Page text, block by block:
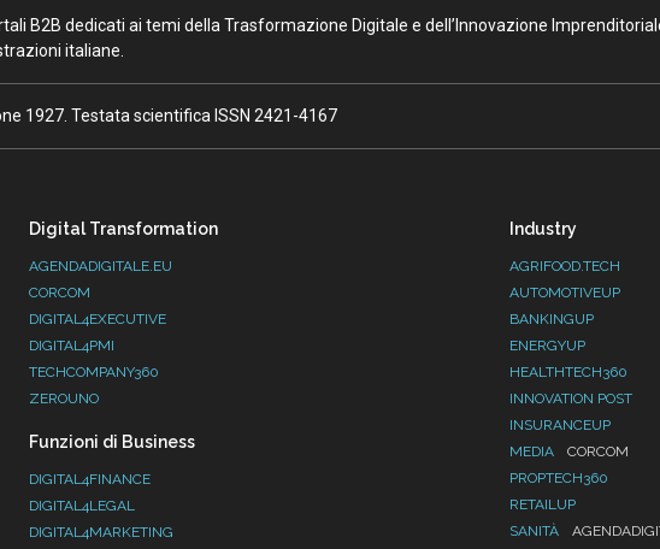
B2B dedicati ai temi della Trasformazione Digitale e dell’Innovazione
italiane.
1927. Testata scientifica ISSN 2421-4167
Digital Transformation
AGENDADIGITALE.EU
CORCOM
DIGITAL4EXECUTIVE
DIGITAL4PMI
TECHCOMPANY360
ZEROUNO
Funzioni di Business
DIGITAL4FINANCE
DIGITAL4LEGAL
DIGITAL4MARKETING
Industry
AGRIFOOD.TECH
AUTOMOTIVEUP
BANKINGUP
ENERGYUP
HEALTHTECH360
INNOVATION POST
INSURANCEUP
MEDIA
CORCOM
PROPTECH360
RETAILUP
SANITÀ